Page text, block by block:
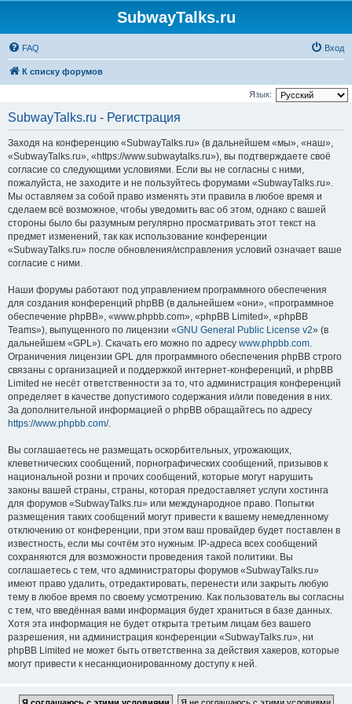
SubwayTalks.ru
FAQ Вход
К списку форумов
Язык:
SubwayTalks.ru - Регистрация
Заходя на конференцию «SubwayTalks.ru» (в дальнейшем «мы», «наш»,
«SubwayTalks.ru», «https://www.subwaytalks.ru»), вы подтверждаете своё
согласие со следующими условиями. Если вы не согласны с ними,
пожалуйста, не заходите и не пользуйтесь форумами «SubwayTalks.ru».
Мы оставляем за собой право изменять эти правила в любое время и
сделаем всё возможное, чтобы уведомить вас об этом, однако с вашей
стороны было бы разумным регулярно просматривать этот текст на
предмет изменений, так как использование конференции
«SubwayTalks.ru» после обновления/исправления условий означает ваше
согласие с ними.
Наши форумы работают под управлением программного обеспечения
для создания конференций phpBB (в дальнейшем «они», «программное
обеспечение phpBB», «www.phpbb.com», «phpBB Limited», «phpBB
Teams»), выпущенного по лицензии «GNU General Public License v2» (в
дальнейшем «GPL»). Скачать его можно по адресу www.phpbb.com.
Ограничения лицензии GPL для программного обеспечения phpBB строго
связаны с организацией и поддержкой интернет-конференций, и phpBB
Limited не несёт ответственности за то, что администрация конференций
определяет в качестве допустимого содержания и/или поведения в них.
За дополнительной информацией о phpBB обращайтесь по адресу
https://www.phpbb.com/.
Вы соглашаетесь не размещать оскорбительных, угрожающих,
клеветнических сообщений, порнографических сообщений, призывов к
национальной розни и прочих сообщений, которые могут нарушить
законы вашей страны, страны, которая предоставляет услуги хостинга
для форумов «SubwayTalks.ru» или международное право. Попытки
размещения таких сообщений могут привести к вашему немедленному
отключению от конференции, при этом ваш провайдер будет поставлен в
известность, если мы сочтём это нужным. IP-адреса всех сообщений
сохраняются для возможности проведения такой политики. Вы
соглашаетесь с тем, что администраторы форумов «SubwayTalks.ru»
имеют право удалить, отредактировать, перенести или закрыть любую
тему в любое время по своему усмотрению. Как пользователь вы согласны
с тем, что введённая вами информация будет храниться в базе данных.
Хотя эта информация не будет открыта третьим лицам без вашего
разрешения, ни администрация конференции «SubwayTalks.ru», ни
phpBB Limited не может быть ответственна за действия хакеров, которые
могут привести к несанкционированному доступу к ней.